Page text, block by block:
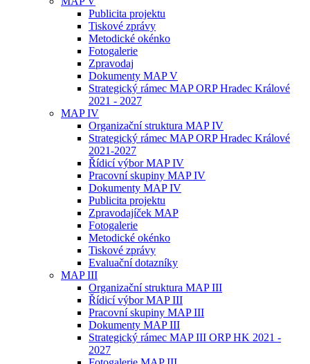
Publicita projektu
Tiskové zprávy
Metodické okénko
Fotogalerie
Zpravodaj
Dokumenty MAP V
Strategický rámec MAP ORP Hradec Králové
2021 - 2027
MAP IV
Organizační struktura MAP IV
Strategický rámec MAP ORP Hradec Králové
2021-2027
Řídicí výbor MAP IV
Pracovní skupiny MAP IV
Dokumenty MAP IV
Publicita projektu
Zpravodajíček MAP
Fotogalerie
Metodické okénko
Tiskové zprávy
Evaluační dotazníky
MAP III
Organizační struktura MAP III
Řídicí výbor MAP III
Pracovní skupiny MAP III
Dokumenty MAP III
Strategický rámec MAP III ORP HK 2021 -
2027